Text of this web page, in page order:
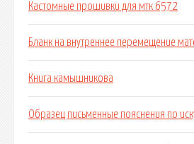
Кастомные прошивки для мтк 6572
Бланк на внутреннее перемещение
Книга камышникова
Образец письменные пояснения по